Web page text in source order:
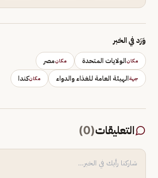
وَرَد في الخبر
مكانالولايات المتحدة مكانمصر
جهةالهيئة العامة للغذاء والدواء مكانكندا
التعليقات(
0
)